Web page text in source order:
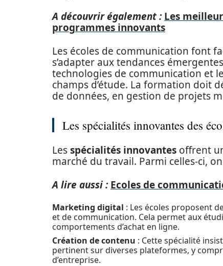
A découvrir également : Les
programmes innovants
Les écoles de communication font
s’adapter aux tendances
technologies de communication et
champs d’étude. La formation doit
de données, en gestion de projets
Les spécialités innovantes des
Lesspécialités innovantes offrent
marché du travail. Parmi celles-ci,
A lire aussi : Ecoles de
Marketing digital : Les écoles proposent
et de communication. Cela permet aux
comportements d’achat en ligne.
Création de contenu : Cette spécialité
pertinent sur diverses plateformes, y
d’entreprise.